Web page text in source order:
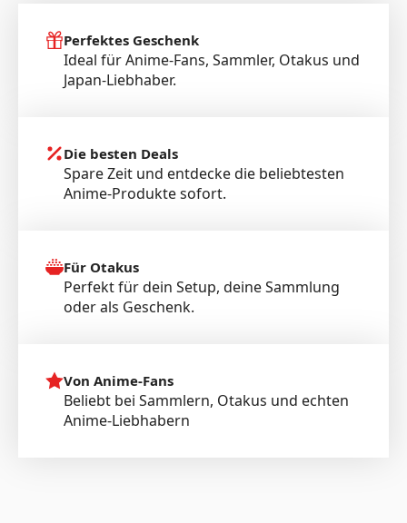
Perfektes Geschenk
Ideal für Anime-Fans, Sammler, Otakus und
Japan-Liebhaber.
Die besten Deals
Spare Zeit und entdecke die beliebtesten
Anime-Produkte sofort.
Für Otakus
Perfekt für dein Setup, deine Sammlung
oder als Geschenk.
Von Anime-Fans
Beliebt bei Sammlern, Otakus und echten
Anime-Liebhabern